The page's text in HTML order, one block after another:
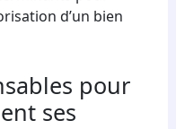
d’un bien
pour
ses